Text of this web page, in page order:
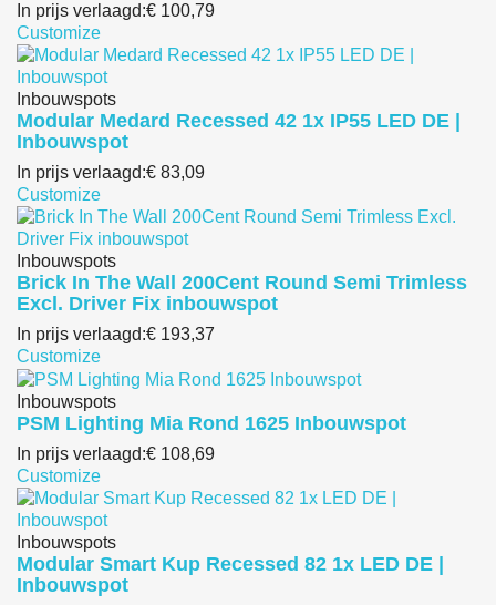
In prijs verlaagd:€ 100,79
Customize
Inbouwspots
Modular Medard Recessed 42 1x IP55 LED DE |
Inbouwspot
In prijs verlaagd:€ 83,09
Customize
Inbouwspots
Brick In The Wall 200Cent Round Semi Trimless
Excl. Driver Fix inbouwspot
In prijs verlaagd:€ 193,37
Customize
Inbouwspots
PSM Lighting Mia Rond 1625 Inbouwspot
In prijs verlaagd:€ 108,69
Customize
Inbouwspots
Modular Smart Kup Recessed 82 1x LED DE |
Inbouwspot